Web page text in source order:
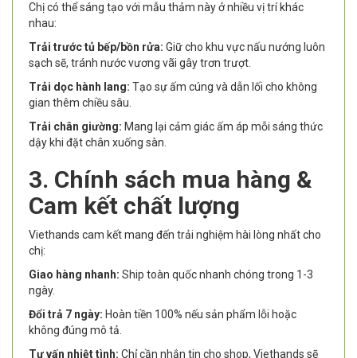
Chị có thể sáng tạo với mẫu thảm này ở nhiều vị trí khác
nhau:
Trải trước tủ bếp/bồn rửa: Giữ cho khu vực nấu nướng luôn
sạch sẽ, tránh nước vương vãi gây trơn trượt.
Trải dọc hành lang: Tạo sự ấm cúng và dẫn lối cho không
gian thêm chiều sâu.
Trải chân giường: Mang lại cảm giác ấm áp mỗi sáng thức
dậy khi đặt chân xuống sàn.
3. Chính sách mua hàng &
Cam kết chất lượng
Viethands cam kết mang đến trải nghiệm hài lòng nhất cho
chị:
Giao hàng nhanh: Ship toàn quốc nhanh chóng trong 1-3
ngày.
Đổi trả 7 ngày: Hoàn tiền 100% nếu sản phẩm lỗi hoặc
không đúng mô tả.
Tư vấn nhiệt tình: Chỉ cần nhắn tin cho shop, Viethands sẽ